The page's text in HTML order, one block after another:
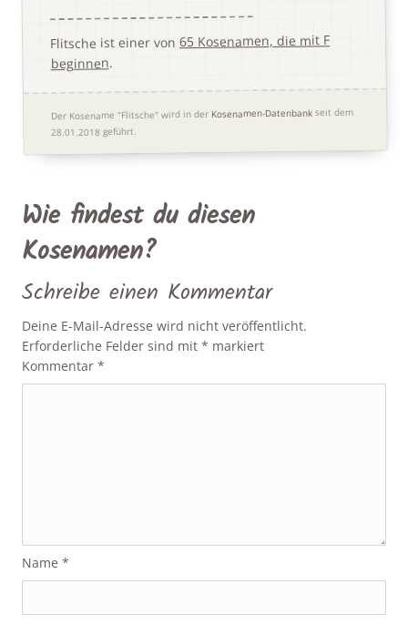
Flitsche ist einer von65 Kosenamen, die mit F
beginnen.
Der Kosename "Flitsche" wird in der Kosenamen-Datenbank seit dem
28.01.2018 geführt.
Wie findest du diesen
Kosenamen?
Schreibe einen Kommentar
Deine E-Mail-Adresse wird nicht veröffentlicht.
Erforderliche Felder sind mit* markiert
Kommentar*
Name*